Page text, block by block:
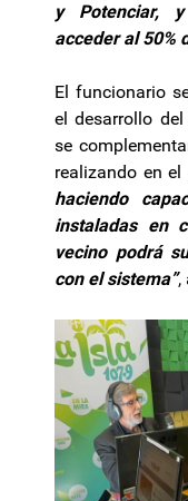
y Potenciar,
acceder al 50%
El funcionario
el desarrollo
se
realizando en
haciendo
instaladas en
vecino podrá
con el sistema”,